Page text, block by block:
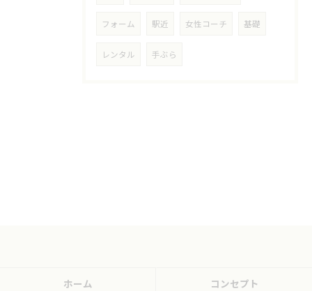
フォーム 駅近 女性コーチ 基礎
レンタル 手ぶら
ホーム コンセプト